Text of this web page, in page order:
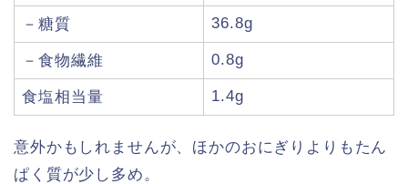
－糖質 36.8g
－食物繊維 0.8g
食塩相当量 1.4g
意外かもしれませんが、ほかのおにぎりよりもたん
ぱく質が少し多め。